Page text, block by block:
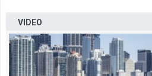
VIDEO